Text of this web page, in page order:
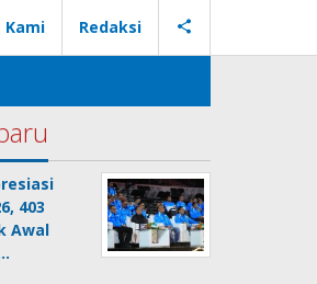
Redaksi
403
Awal